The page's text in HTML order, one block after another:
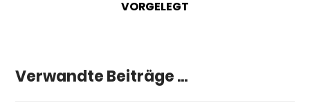
VORGELEGT
Verwandte Beiträge ...